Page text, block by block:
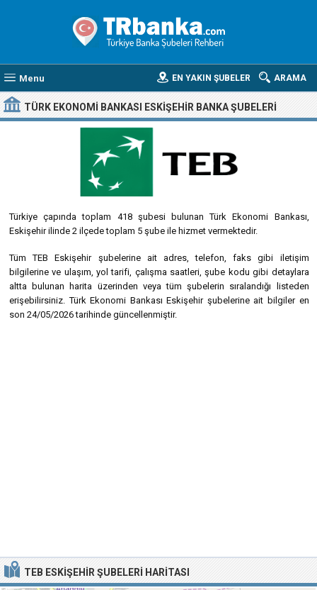
Menu ARAMA
EN YAKIN ŞUBELER
TÜRK EKONOMI BANKASI ESKIŞEHIR BANKA ŞUBELERI
Türkiye çapında toplam 418 şubesi bulunan Türk Ekonomi Bankası,
Eskişehir ilinde 2 ilçede toplam 5 şube ile hizmet vermektedir.
Tüm TEB Eskişehir şubelerine ait adres, telefon, faks gibi iletişim
bilgilerine ve ulaşım, yol tarifi, çalışma saatleri, şube kodu gibi detaylara
altta bulunan harita üzerinden veya tüm şubelerin sıralandığı listeden
erişebilirsiniz. Türk Ekonomi Bankası Eskişehir şubelerine ait bilgiler en
son 24/05/2026 tarihinde güncellenmiştir.
TEB ESKIŞEHIR ŞUBELERI HARITASI